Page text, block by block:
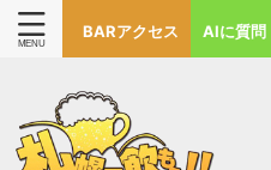
BARアクセス AIに質問